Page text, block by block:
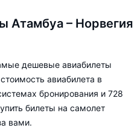
Атамбуа – Норвегия
дешевые авиабилеты
авиабилета в
бронирования и 728
билеты на самолет
вами.